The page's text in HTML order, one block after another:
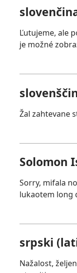
Ľutujeme, ale
je možné
Žal zahtevane
Solomon
Sorry, mifala
lukaotem long
srpski
Nažalost,